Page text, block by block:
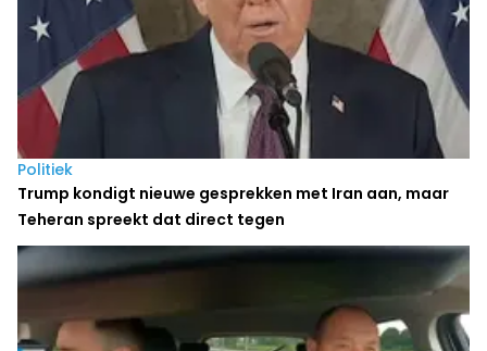
Politiek
Trump kondigt nieuwe gesprekken met Iran aan, maar
Teheran spreekt dat direct tegen